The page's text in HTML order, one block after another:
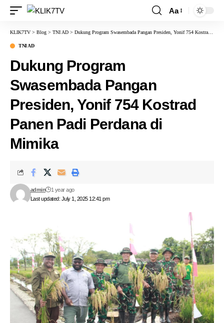
Aa
KLIK7TV > Blog > TNI AD > Dukung Program Swasembada Pangan Presiden, Yonif 754 Kostrad Panen Padi Perdana di Mimika
TNI AD
Dukung Program
Swasembada Pangan
Presiden, Yonif 754 Kostrad
Panen Padi Perdana di
Mimika
Last updated: July 1, 2025 12:41 pm
admin 1 year ago